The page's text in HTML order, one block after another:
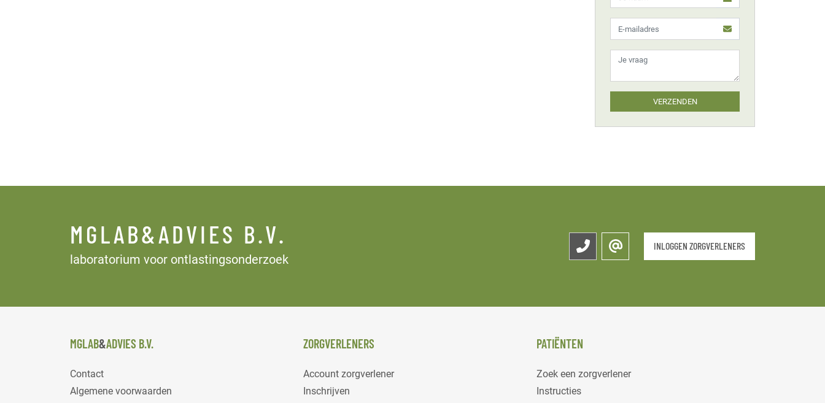
VERZENDEN
MGLAB&ADVIES B.V.
laboratorium voor ontlastingsonderzoek
INLOGGEN ZORGVERLENERS
MGLAB&ADVIES B.V.
Contact
Algemene voorwaarden
ZORGVERLENERS
Account zorgverlener
Inschrijven
PATIËNTEN
Zoek een zorgverlener
Instructies